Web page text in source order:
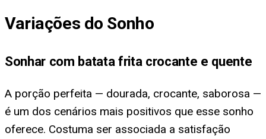
Variações do Sonho
Sonhar com batata frita crocante e quente
A porção perfeita — dourada, crocante, saborosa —
é um dos cenários mais positivos que esse sonho
oferece. Costuma ser associada a satisfação